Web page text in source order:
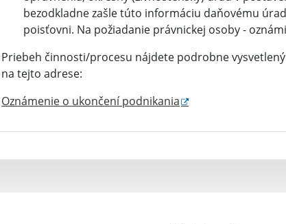
bezodkladne zašle túto informáciu daňovému
poisťovni. Na požiadanie právnickej osoby -
Priebeh činnosti/procesu nájdete podrobne
na tejto adrese:
Oznámenie o ukončení podnikania